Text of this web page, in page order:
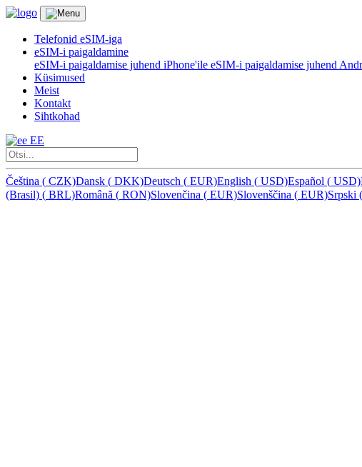
Telefonid eSIM-iga
eSIM-i paigaldamine
eSIM-i paigaldamise juhend iPhone'ile eSIM-i paigaldamise juhend
Küsimused
Meist
Kontakt
Sihtkohad
EE
Čeština ( CZK)Dansk ( DKK)Deutsch ( EUR)English ( USD)Español ( USD)
(Brasil) ( BRL)Română ( RON)Slovenčina ( EUR)Slovenščina ( EUR)Srpski (